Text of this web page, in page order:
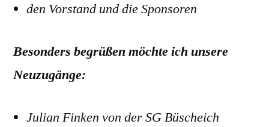
den Vorstand und die Sponsoren
Besonders begrüßen möchte ich unsere
Neuzugänge:
Julian Finken von der SG Büscheich